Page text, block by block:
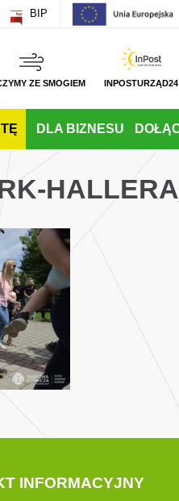
czcionki
rozmiar czcionki
BIP
ZE SMOGIEM INPOSTURZĄD24
DLA BIZNESU
INFORMACYJNY